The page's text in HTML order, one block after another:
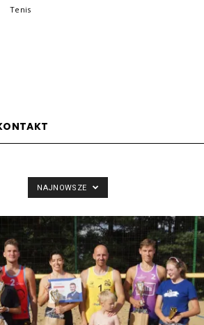
Tenis
NAJNOWSZE